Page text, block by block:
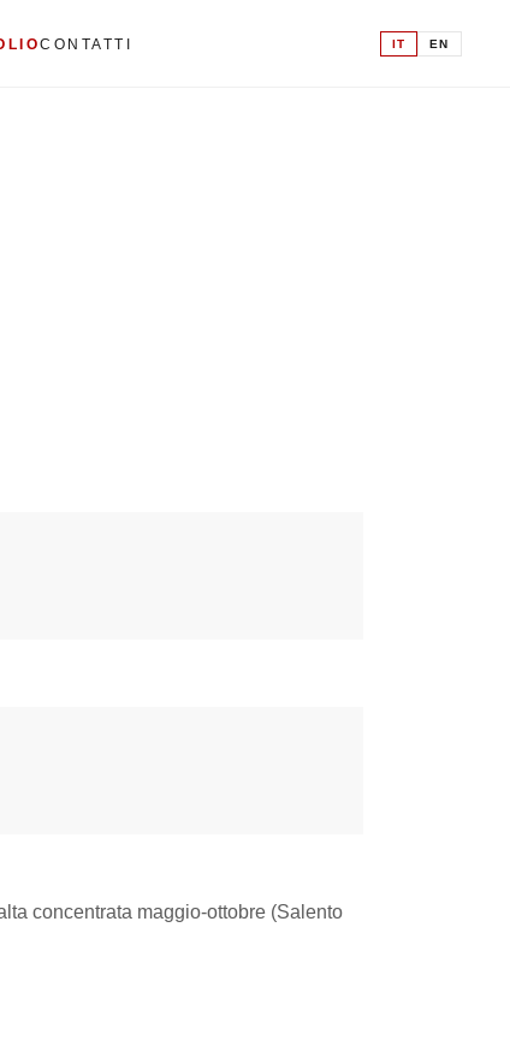
CONTATTI IT EN
concentrata maggio-ottobre (Salento